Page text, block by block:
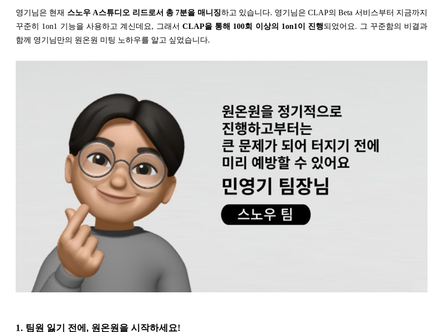
영기님은 현재 스노우 A스튜디오 리드로서 총 7분을 매니징하고 있습니다. 영기님은 CLAP의 Beta 서비스부터 지금까지
꾸준히 1on1 기능을 사용하고 계신데요, 그래서 CLAP을 통해 100회 이상의 1on1이 진행되었어요. 그 꾸준함의 비결과
함께 영기님만의 원온원 미팅 노하우를 알고 싶었습니다.
1. 팀원 잃기 전에, 원온원을 시작하세요!